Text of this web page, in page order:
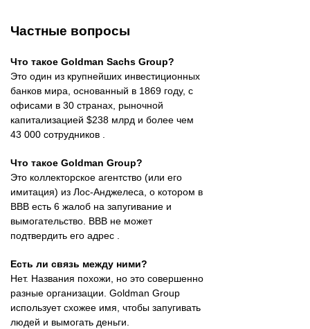
Частные вопросы
Что такое Goldman Sachs Group?
Это один из крупнейших инвестиционных
банков мира, основанный в 1869 году, с
офисами в 30 странах, рыночной
капитализацией $238 млрд и более чем
43 000 сотрудников .
Что такое Goldman Group?
Это коллекторское агентство (или его
имитация) из Лос-Анджелеса, о котором в
BBB есть 6 жалоб на запугивание и
вымогательство. BBB не может
подтвердить его адрес .
Есть ли связь между ними?
Нет. Названия похожи, но это совершенно
разные организации. Goldman Group
использует схожее имя, чтобы запугивать
людей и вымогать деньги.